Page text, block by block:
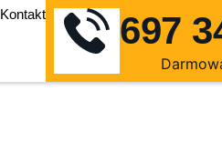
Kontakt 697